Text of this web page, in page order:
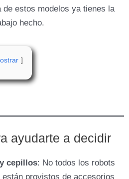
de estos modelos ya tienes la
hecho.
ayudarte a decidir
cepillos: No todos los robots
están provistos de accesorios